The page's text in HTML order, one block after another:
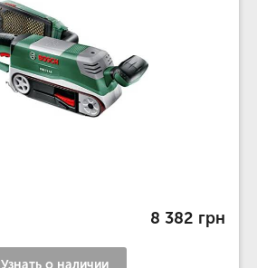
8 382 грн
Узнать о наличии